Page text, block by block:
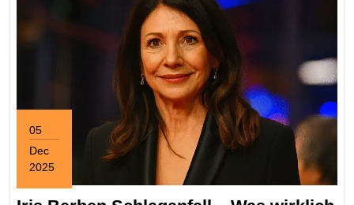
05
Dec
2025
December
5,